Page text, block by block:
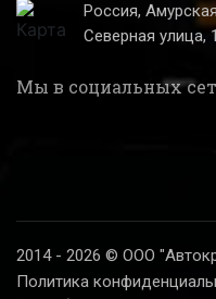
Россия,
Северная улица,
Мы в социальных
2014 - 2026 © ООО
Политика